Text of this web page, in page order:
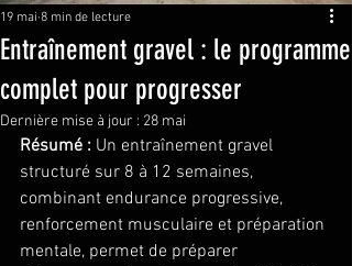
Entraînement gravel : le programme
complet pour progresser
19 mai 8 min de lecture
Dernière mise à jour : 28 mai
Résumé : Un entraînement gravel
structuré sur 8 à 12 semaines,
combinant endurance progressive,
renforcement musculaire et préparation
mentale, permet de préparer